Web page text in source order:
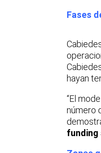
Fases
hayan
“El
número
funding